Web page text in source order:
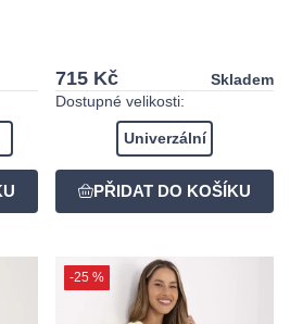
715 Kč
Skladem
Dostupné velikosti:
Univerzální
-25 %